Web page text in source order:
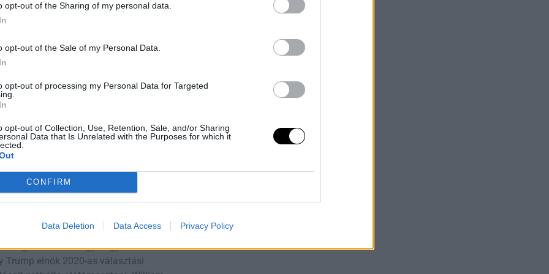
opt-out of the Sharing of my personal data.
opt-out of the Sale of my Personal Data.
opt-out of processing my Personal Data for Targeted
opt-out of Collection, Use, Retention, Sale, and/or Sharing
Data that Is Unrelated with the Purposes for which it
CONFIRM
Data Deletion Data Access Privacy Policy
hozhat a káros
továbbra is fennáll.
06/18/nx-s1-5436960/maha-rfk-
féle Választási Álom
Tanúvallomást
megsemmisített egy nagy
Trump elnök 2020-as választási